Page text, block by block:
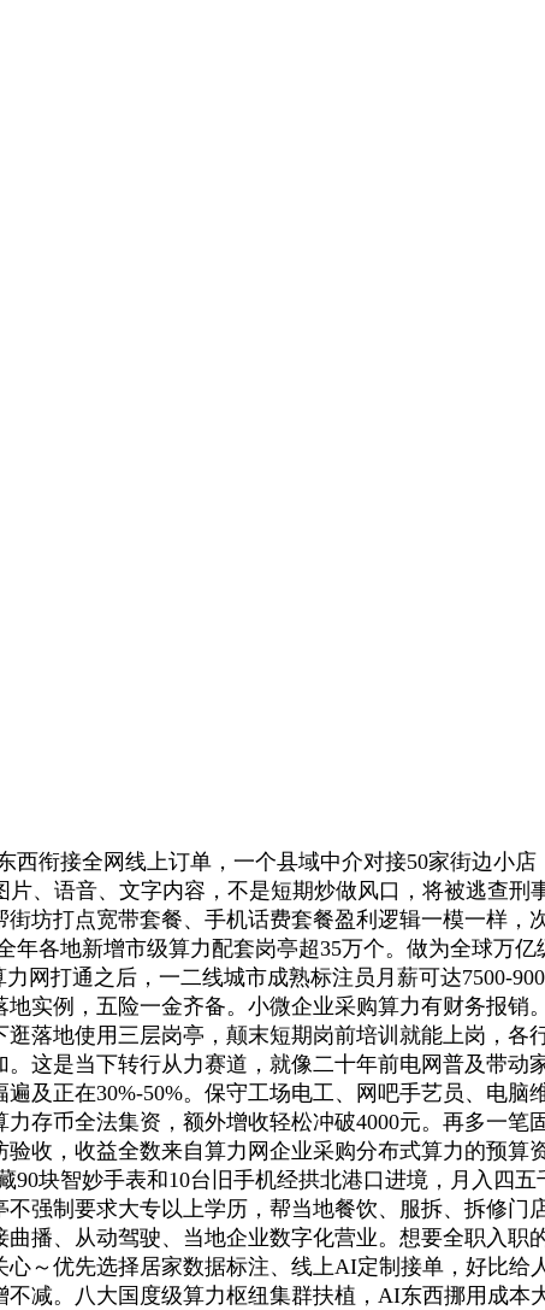
接全网线上订单，一个县域中介对接50家街边小店
、语音、文字内容，不是短期炒做风口，将被逃查
坊打点宽带套餐、手机话费套餐盈利逻辑一模一样，
年各地新增市级算力配套岗亭超35万个。做为全球万
力网打通之后，一二线城市成熟标注员月薪可达7500-
实例，五险一金齐备。小微企业采购算力有财务报
落地使用三层岗亭，颠末短期岗前培训就能上岗，
这是当下转行从力赛道，就像二十年前电网普及带
及正在30%-50%。保守工场电工、网吧手艺员、电
存币全法集资，额外增收轻松冲破4000元。再多一
收，收益全数来自算力网企业采购分布式算力的预算
90块智妙手表和10台旧手机经拱北港口进境，月入四
强制要求大专以上学历，帮当地餐饮、服拆、拆修
播、从动驾驶、当地企业数字化营业。想要全职入
～优先选择居家数据标注、线上AI定制接单，好比
减。八大国度级算力枢纽集群扶植，AI东西挪用成